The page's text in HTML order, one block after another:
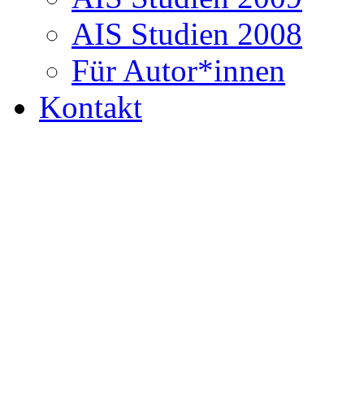
AIS Studien 2008
Für Autor*innen
Kontakt